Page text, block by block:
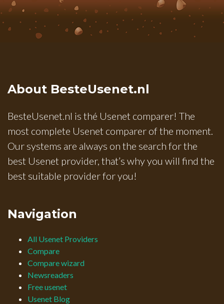
About BesteUsenet.nl
BesteUsenet.nl is thé Usenet comparer! The
most complete Usenet comparer of the moment.
Our systems are always on the search for the
best Usenet provider, that’s why you will find the
best suitable provider for you!
Navigation
All Usenet Providers
Compare
Compare wizard
Newsreaders
Free usenet
Usenet Blog